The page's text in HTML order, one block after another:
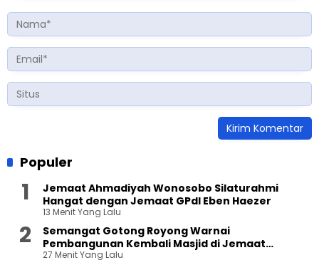
Populer
Jemaat Ahmadiyah Wonosobo Silaturahmi
Hangat dengan Jemaat GPdI Eben Haezer
13 Menit Yang Lalu
Semangat Gotong Royong Warnai
Pembangunan Kembali Masjid di Jemaat
Ahmadiyah Sukapura
27 Menit Yang Lalu